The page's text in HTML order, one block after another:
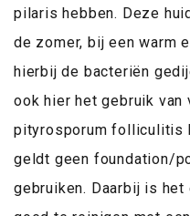
pilaris hebben. Deze
de zomer, bij een warm
hierbij de bacteriën
ook hier het gebruik
pityrosporum folliculitis
geldt geen foundation/
gebruiken. Daarbij is